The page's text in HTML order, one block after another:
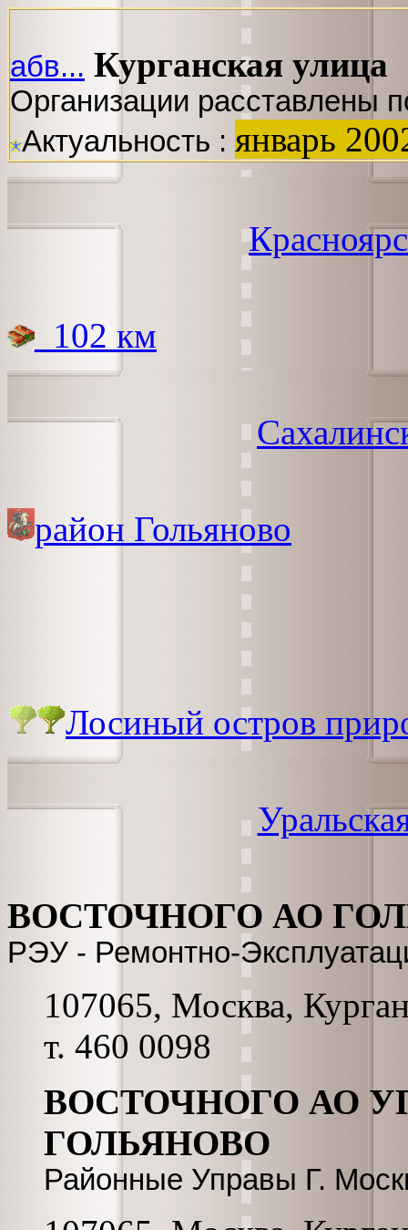
абв... Курганская улица
Организации расставлены
Актуальность : январь
_102 км
район Гольяново
Лосиный остров
ВОСТОЧНОГО АО
РЭУ - Ремонтно-
107065, Москва,
т. 460 0098
ВОСТОЧНОГО АО
ГОЛЬЯНОВО
Районные Управы Г.